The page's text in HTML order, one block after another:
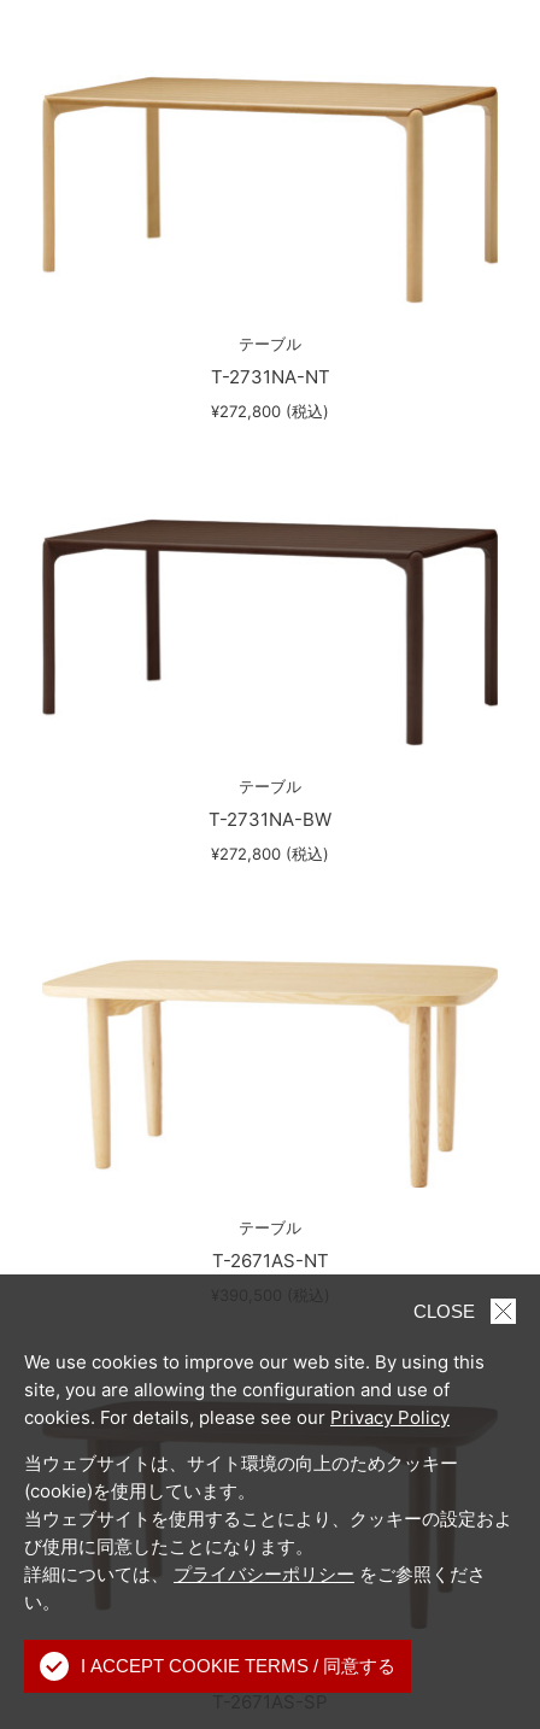
テーブル
T-2731NA-NT
¥272,800 (税込)
テーブル
T-2731NA-BW
¥272,800 (税込)
テーブル
T-2671AS-NT
テーブル
CLOSE
We use cookies to improve our web site. By using this
site, you are allowing the configuration and use of
cookies. For details, please see our Privacy Policy
当ウェブサイトは、サイト環境の向上のためクッキー
(cookie)を使用しています。
当ウェブサイトを使用することにより、クッキーの設定およ
び使用に同意したことになります。
詳細については、 プライバシーポリシー をご参照くださ
い。
I ACCEPT COOKIE TERMS / 同意する